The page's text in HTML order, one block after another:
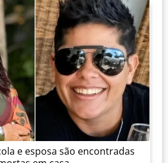
e esposa são encontradas